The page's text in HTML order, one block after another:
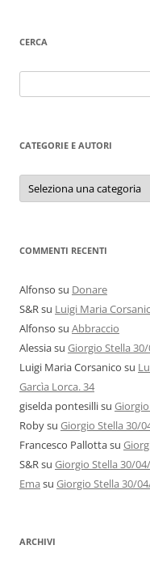
CERCA
per:
CATEGORIE E AUTORI
Categorie
autori
COMMENTI RECENTI
Alfonso su Donare
S&Rsu Luigi Maria
Alfonso su Abbraccio
Alessiasu Giorgio Stella
Luigi Maria Corsanico su
Garcìa Lorca. 34
giselda pontesillisu
Robysu Giorgio Stella 30/
Francesco Pallottasu
S&Rsu Giorgio Stella 30/
Ema su Giorgio Stella 30/
ARCHIVI